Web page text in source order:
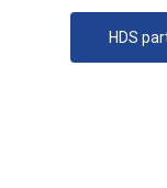
HDS